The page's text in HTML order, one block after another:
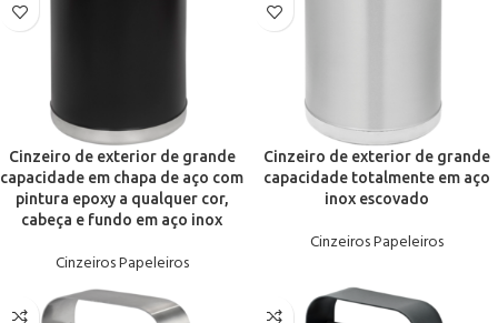
Cinzeiro de exterior de grande
capacidade em chapa de aço com
pintura epoxy a qualquer cor,
cabeça e fundo em aço inox
Cinzeiros Papeleiros
Cinzeiro de exterior de grande
capacidade totalmente em aço
inox escovado
Cinzeiros Papeleiros